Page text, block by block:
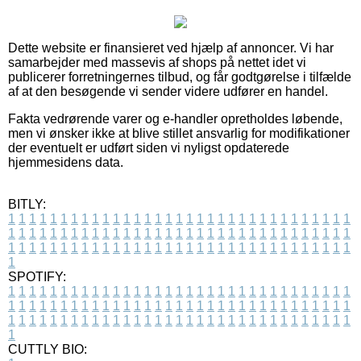
Dette website er finansieret ved hjælp af annoncer. Vi har
samarbejder med massevis af shops på nettet idet vi
publicerer forretningernes tilbud, og får godtgørelse i tilfælde
af at den besøgende vi sender videre udfører en handel.
Fakta vedrørende varer og e-handler opretholdes løbende,
men vi ønsker ikke at blive stillet ansvarlig for modifikationer
der eventuelt er udført siden vi nyligst opdaterede
hjemmesidens data.
BITLY:
1 1 1 1 1 1 1 1 1 1 1 1 1 1 1 1 1 1 1 1 1 1 1 1 1 1 1 1 1 1 1 1 1
1 1 1 1 1 1 1 1 1 1 1 1 1 1 1 1 1 1 1 1 1 1 1 1 1 1 1 1 1 1 1 1 1
1 1 1 1 1 1 1 1 1 1 1 1 1 1 1 1 1 1 1 1 1 1 1 1 1 1 1 1 1 1 1 1 1
1
SPOTIFY:
1 1 1 1 1 1 1 1 1 1 1 1 1 1 1 1 1 1 1 1 1 1 1 1 1 1 1 1 1 1 1 1 1
1 1 1 1 1 1 1 1 1 1 1 1 1 1 1 1 1 1 1 1 1 1 1 1 1 1 1 1 1 1 1 1 1
1 1 1 1 1 1 1 1 1 1 1 1 1 1 1 1 1 1 1 1 1 1 1 1 1 1 1 1 1 1 1 1 1
1
CUTTLY BIO: